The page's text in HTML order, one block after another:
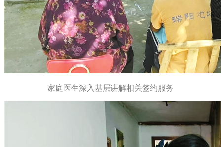
家庭医生深入基层讲解相关签约服务